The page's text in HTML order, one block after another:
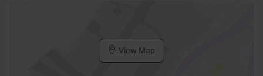
View Map